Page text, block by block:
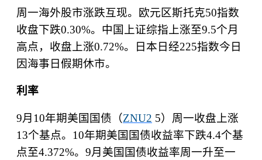
周一海外股市涨跌互现。欧元区斯托克50指数
收盘下跌0.30%。中国上证综指上涨至9.5个月
高点，收盘上涨0.72%。日本日经225指数今日
因海事日假期休市。
利 率
9月 10年期美国国债（ZNU2 5）周一收盘上涨
13个基点。 10年期美国国债收益率下跌4.4个基
点至4.372%。 9月美国国债收益率周一升至一